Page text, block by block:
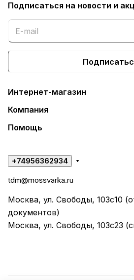
Подписаться на новости и
Интернет-магазин
Компания
Помощь
+74956362934
tdm@mossvarka.ru
Москва, ул. Свободы, 103с10
документов)
Москва, ул. Свободы, 103с23